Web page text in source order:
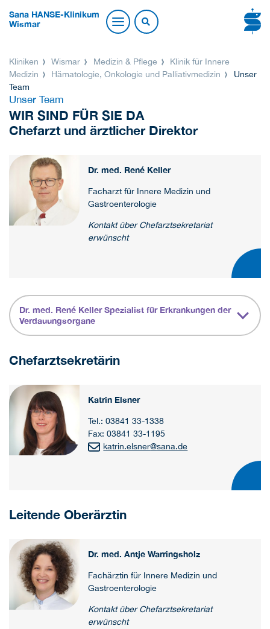
Sana HANSE-Klinikum
Wismar
Kliniken Wismar Medizin & Pflege
Klinik für Innere
Medizin
Hämatologie, Onkologie und Palliativmedizin
Unser
Team
Unser Team
WIR SIND FÜR SIE DA
Chefarzt und ärztlicher Direktor
Dr. med. René Keller
Facharzt für Innere Medizin und
Gastroenterologie
Kontakt über Chefarztsekretariat
erwünscht
Dr. med. René Keller Spezialist für Erkrankungen der
Verdauungsorgane
Chefarztsekretärin
Katrin Elsner
Tel.: 03841 33-1338
Fax: 03841 33-1195
katrin.elsner@sana.de
Leitende Oberärztin
Dr. med. Antje Warringsholz
Fachärztin für Innere Medizin und
Gastroenterologie
Kontakt über Chefarztsekretariat
erwünscht